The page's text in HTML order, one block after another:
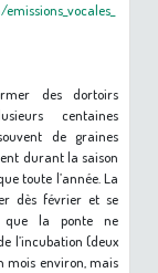
des dortoirs
centaines
de graines
durant la saison
toute l’année. La
dès février et se
que la ponte ne
l’incubation (deux
mois environ, mais